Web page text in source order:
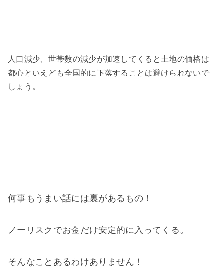
人口減少、世帯数の減少が加速してくると土地の価格は
都心といえども全国的に下落することは避けられないで
しょう。
何事もうまい話には裏があるもの！
ノーリスクでお金だけ安定的に入ってくる。
そんなことあるわけありません！